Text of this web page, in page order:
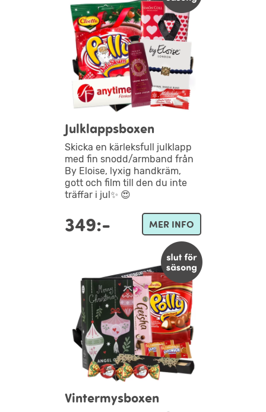
Julklappsboxen
Skicka en kärleksfull julklapp
med fin snodd/armband från
By Eloise, lyxig handkräm,
gott och film till den du inte
träffar i jul✨ 😍
349:- MER INFO
Vintermysboxen